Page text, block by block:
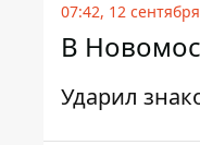
07:42, 12
В
Ударил